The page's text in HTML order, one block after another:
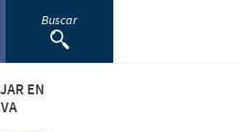
Buscar
EN